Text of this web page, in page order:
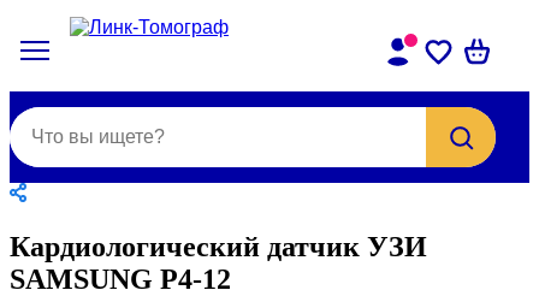
Кардиологический датчик УЗИ
SAMSUNG P4-12